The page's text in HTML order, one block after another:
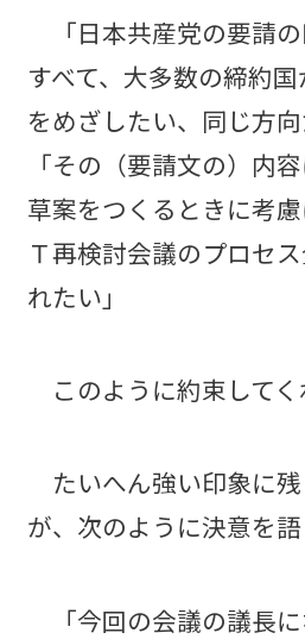
「日本共産党の要請
すべて、大多数の締約
をめざしたい、同じ方向
「その（要請文の）内
草案をつくるときに考
Ｔ再検討会議のプロセ
れたい」
このように約束してく
たいへん強い印象に
が、次のように決意を語
「今回の会議の議長